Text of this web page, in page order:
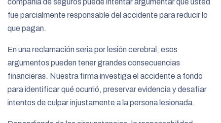
fue parcialmente responsable del accidente para reducir lo
que pagan.
En una reclamación seria por lesión cerebral, esos
argumentos pueden tener grandes consecuencias
financieras. Nuestra firma investiga el accidente a fondo
para identificar qué ocurrió, preservar evidencia y desafiar
intentos de culpar injustamente a la persona lesionada.